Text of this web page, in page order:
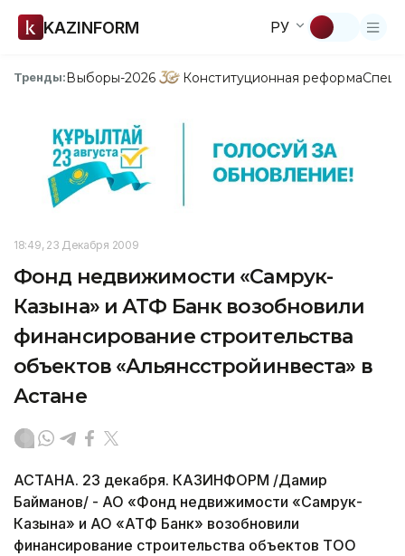
KAZINFORM РУ
Тренды:Выборы-2026 Конституционная реформа
18:49, 23 Декабря 2009
Фонд недвижимости «Самрук-
Казына» и АТФ Банк возобновили
финансирование строительства
объектов «Альянсстройинвеста» в
Астане
АСТАНА. 23 декабря. КАЗИНФОРМ /Дамир
Байманов/ - АО «Фонд недвижимости «Самрук-
Казына» и АО «АТФ Банк» возобновили
финансирование строительства объектов ТОО